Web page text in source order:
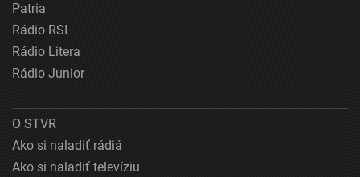
Patria
Rádio RSI
Rádio Litera
Rádio Junior
O STVR
Ako si naladiť rádiá
Ako si naladiť televíziu